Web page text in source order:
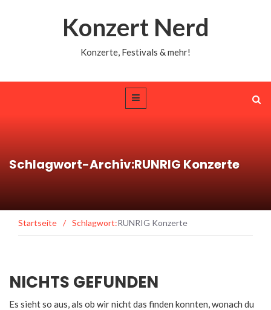
Konzert Nerd
Konzerte, Festivals & mehr!
Schlagwort-Archiv:RUNRIG Konzerte
Startseite / Schlagwort:RUNRIG Konzerte
NICHTS GEFUNDEN
Es sieht so aus, als ob wir nicht das finden konnten, wonach du